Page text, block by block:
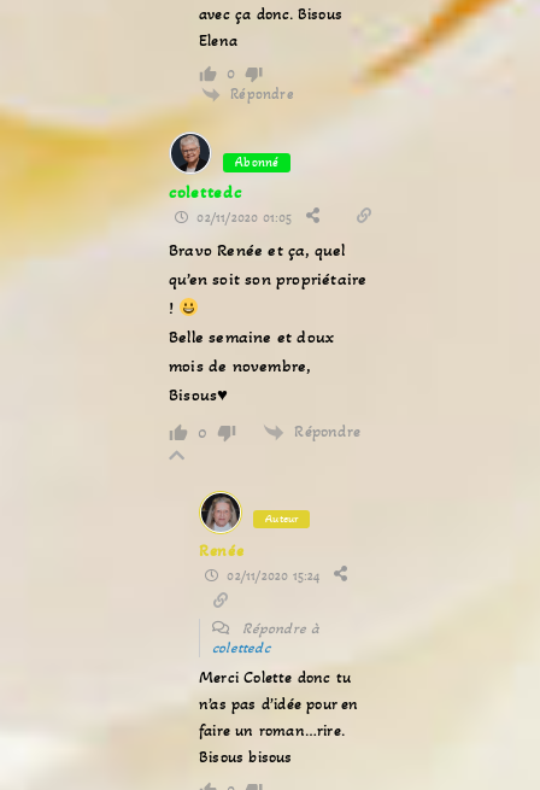
avec ça donc. Bisous
Elena
0
Répondre
Abonné
colettedc
02/11/2020 01:05
Bravo Renée et ça, quel
qu’en soit son propriétaire
!
Belle semaine et doux
mois de novembre,
Bisous♥
0 Répondre
Auteur
Renée
02/11/2020 15:24
Répondre à
colettedc
Merci Colette donc tu
n’as pas d’idée pour en
faire un roman…rire.
Bisous bisous